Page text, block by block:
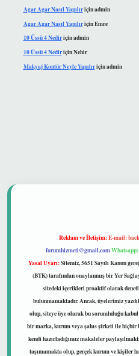
Agar Agar Nasıl Yapılıriçinadmin
Agar Agar Nasıl YapılıriçinEmre
10 Üssü 4 Nediriçinadmin
10 Üssü 4 NediriçinNehir
Makyaj Kontür Neyle Yapılıriçinadmin
Reklam ve İletişim:E-mail:
forumhizmeti@gmail.comWhatsapp:
Yasal Uyarı:Sitemiz, 5651 Sayılı Kanun
(BTK) tarafından onaylanmış bir Yer
sitedeki içerikleri proaktif olarak
bulunmamaktadır. Ancak, üyelerimiz
olup, siteye üye olarak bu sorumluluğu
bir marka, kurum veya şahıs şirketi ile hiçbir
kendi hazırladığımız makaleler
taşımamakta olup, gerçek kurum ve kişiler